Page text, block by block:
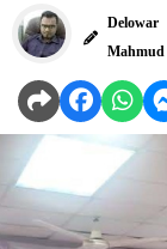
Delowar
Mahmud